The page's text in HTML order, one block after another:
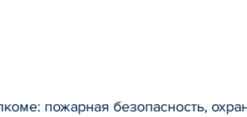
пожарная безопасность,